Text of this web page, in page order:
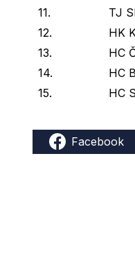
11.
TJ
12.
HK
13.
HC
14.
HC
15.
HC
Facebook